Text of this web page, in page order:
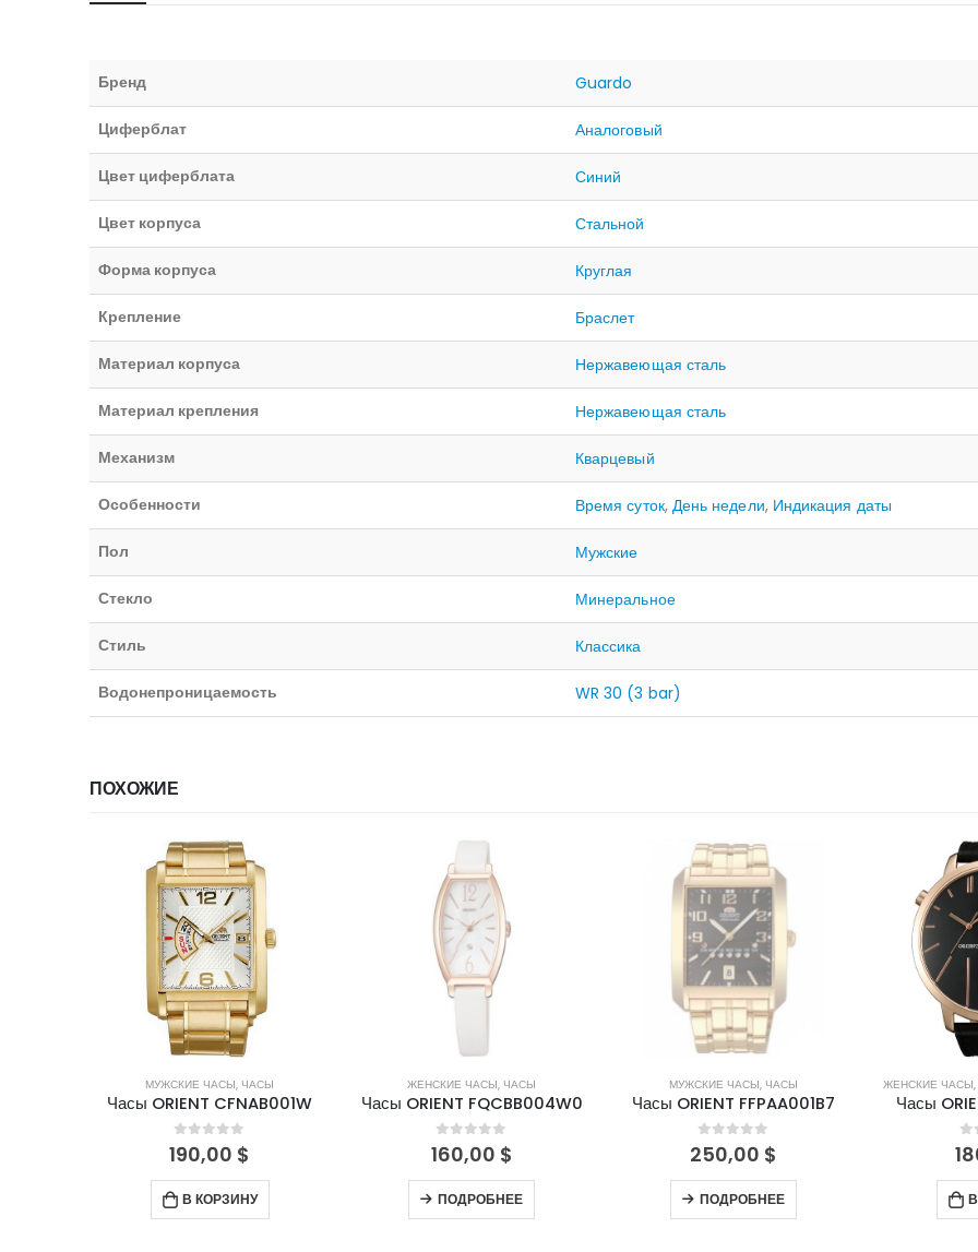
Бренд Guardo
Циферблат Аналоговый
Цвет циферблата Синий
Цвет корпуса Стальной
Форма корпуса Круглая
Крепление Браслет
Материал корпуса Нержавеющая сталь
Материал крепления Нержавеющая сталь
Механизм Кварцевый
Особенности Время суток, День недели, Индикация даты
Пол Мужские
Стекло Минеральное
Стиль Классика
Водонепроницаемость WR 30 (3 bar)
ПОХОЖИЕ
НЕТ В НАЛИЧИИ
ЖЕНСКИЕ ЧАСЫ, ЧАСЫ
Часы ORIENT FQCBB004W0
0out of 5
160,00 $
ПОДРОБНЕЕ
НЕТ В НАЛИЧИИ
МУЖСКИЕ ЧАСЫ, ЧАСЫ
Часы ORIENT FFPAA001B7
0out of 5
250,00$
ПОДРОБНЕЕ
ЖЕНСКИЕ ЧАСЫ,МУЖСКИЕ ЧАСЫ
Часы ORIENT FQC0P001B
0out of 5
180,00 $
В КОРЗИНУ
Часы
0